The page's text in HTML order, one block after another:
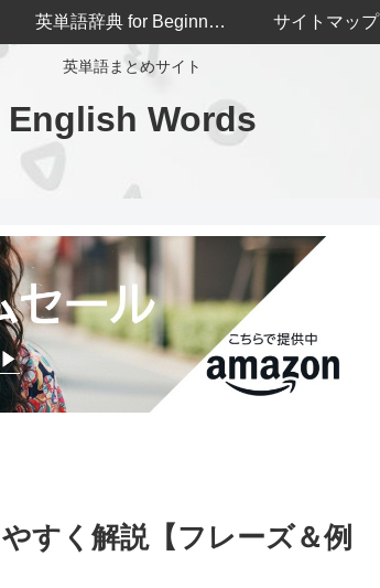
英単語まとめサイト
English Words
英単語辞典 for Beginners サイトマップ
すく解説【フレーズ＆例